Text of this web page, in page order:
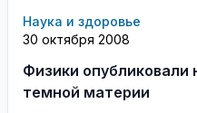
Наука и здоровье
30 октября 2008
Физики
темной материи